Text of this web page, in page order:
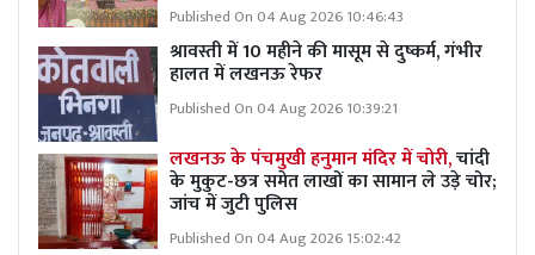
Published On 04 Aug 2026 10:46:43
श्रावस्ती में 10 महीने की मासूम से दुष्कर्म, गंभीर
हालत में लखनऊ रेफर
Published On 04 Aug 2026 10:39:21
लखनऊ के पंचमुखी हनुमान मंदिर में चोरी,चांदी
के मुकुट-छत्र समेत लाखों का सामान ले उड़े चोर;
जांच में जुटी पुलिस
Published On 04 Aug 2026 15:02:42